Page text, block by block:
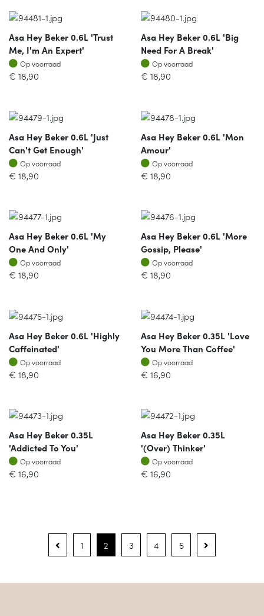
Asa Hey Beker 0.6L 'trust
Me, I'm An Expert'
Op voorraad
Op voorraad
€ 18,90
Asa Hey Beker 0.6L 'big
Need For A Break'
Op voorraad
Op voorraad
€ 18,90
Asa Hey Beker 0.6L 'just
Can't Get Enough'
Op voorraad
Op voorraad
€ 18,90
Asa Hey Beker 0.6L 'mon
Amour'
Op voorraad
Op voorraad
€ 18,90
Asa Hey Beker 0.6L 'my
One And Only'
Op voorraad
Op voorraad
€ 18,90
Asa Hey Beker 0.6L 'more
Gossip, Please'
Op voorraad
Op voorraad
€ 18,90
Asa Hey Beker 0.6L 'highly
Caffeinated'
Op voorraad
Op voorraad
€ 18,90
Asa Hey Beker 0.35L 'love
You More Than Coffee'
Op voorraad
Op voorraad
€ 16,90
Asa Hey Beker 0.35L
'addicted To You'
Op voorraad
Op voorraad
€ 16,90
Asa Hey Beker 0.35L
'(over) Thinker'
Op voorraad
Op voorraad
€ 16,90
1 2 3 4 5